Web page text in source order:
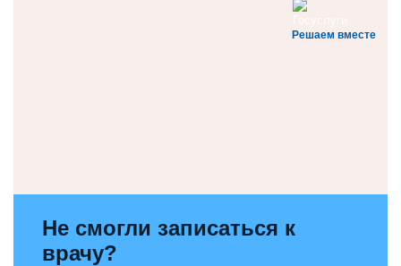
Решаем вместе
Не смогли записаться к
врачу?